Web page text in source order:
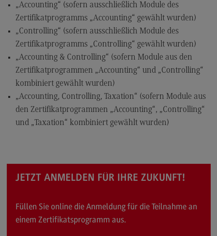
„Accounting“ (sofern ausschließlich Module des
Zertifikatprogramms „Accounting“ gewählt wurden)
„Controlling“ (sofern ausschließlich Module des
Zertifikatprogramms „Controlling“ gewählt wurden)
„Accounting & Controlling“ (sofern Module aus den
Zertifikatprogrammen „Accounting“ und „Controlling“
kombiniert gewählt wurden)
„Accounting, Controlling, Taxation“ (sofern Module aus
den Zertifikatprogrammen „Accounting“, „Controlling“
und „Taxation“ kombiniert gewählt wurden)
JETZT ANMELDEN FÜR IHRE ZUKUNFT!
Füllen Sie online die Anmeldung für die Teilnahme an
einem Zertifikatsprogramm aus.